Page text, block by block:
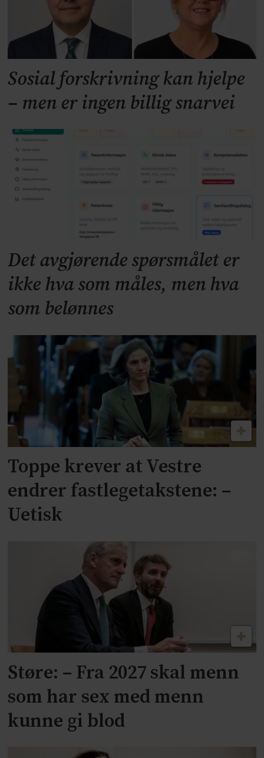
Sosial forskrivning kan hjelpe
– men er ingen billig snarvei
Det avgjørende spørsmålet er
ikke hva som måles, men hva
som belønnes
Toppe krever at Vestre
endrer fastlegetakstene: –
Uetisk
Støre: – Fra 2027 skal menn
som har sex med menn
kunne gi blod